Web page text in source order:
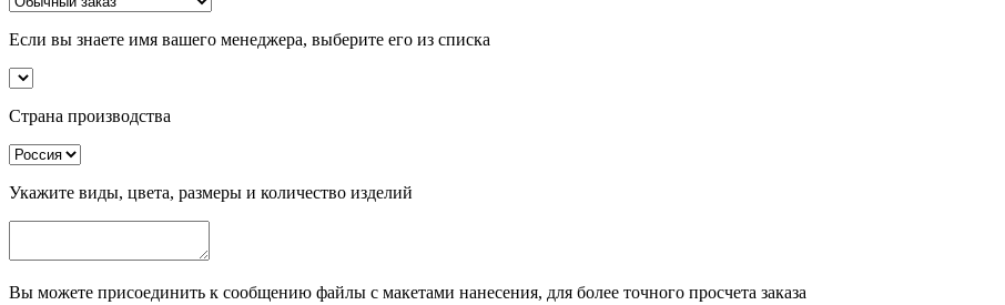
Если вы знаете имя вашего менеджера, выберите его из списка
Страна производства
Укажите виды, цвета, размеры и количество изделий
Вы можете присоединить к сообщению файлы с макетами нанесения, для более точного просчета заказа